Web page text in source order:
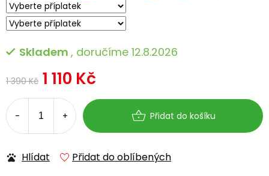
1 390 Kč 1 110 Kč
cena:
Skladem , doručíme 12.8.2026
Přidat do košíku
Hlídat Přidat do oblíbených